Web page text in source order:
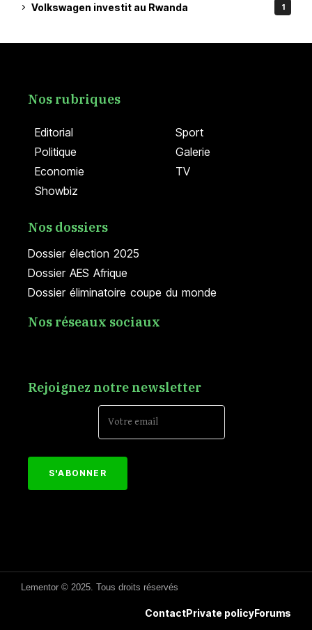
Volkswagen investit au Rwanda 1
Editorial
Politique
Economie
Showbiz
Sport
Galerie
TV
Nos rubriques
Dossier élection 2025
Dossier AES Afrique
Dossier éliminatoire coupe du monde
Nos dossiers
Nos réseaux sociaux
Rejoignez notre newsletter
Lementor © 2025. Tous droits réservés
ContactPrivate policyForums